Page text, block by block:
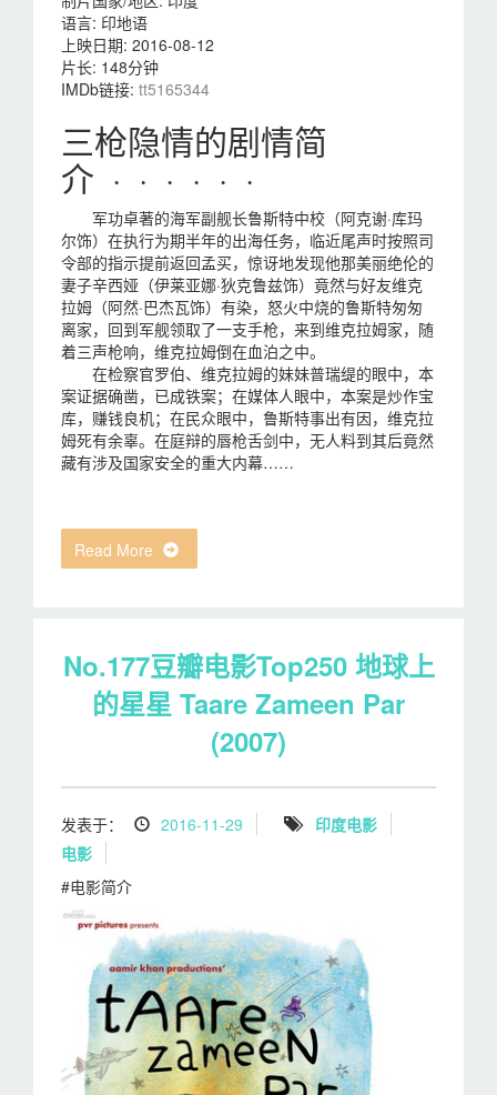
语言: 印地语
上映日期: 2016-08-12
片长: 148分钟
IMDb链接: tt5165344
三枪隐情的剧情简
介 · · · · · ·
军功卓著的海军副舰长鲁斯特中校（阿克谢·库玛
尔饰）在执行为期半年的出海任务，临近尾声时按照司
令部的指示提前返回孟买，惊讶地发现他那美丽绝伦的
妻子辛西娅（伊莱亚娜·狄克鲁兹饰）竟然与好友维克
拉姆（阿然·巴杰瓦饰）有染，怒火中烧的鲁斯特匆匆
离家，回到军舰领取了一支手枪，来到维克拉姆家，随
着三声枪响，维克拉姆倒在血泊之中。
在检察官罗伯、维克拉姆的妹妹普瑞缇的眼中，本
案证据确凿，已成铁案；在媒体人眼中，本案是炒作宝
库，赚钱良机；在民众眼中，鲁斯特事出有因，维克拉
姆死有余辜。在庭辩的唇枪舌剑中，无人料到其后竟然
藏有涉及国家安全的重大内幕……
Read More
No.177豆瓣电影Top250 地球上
的星星 Taare Zameen Par
(2007)
发表于： 2016-11-29
印度电影
电影
#电影简介